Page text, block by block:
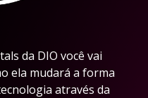
da DIO você vai
ela mudará a forma
através da